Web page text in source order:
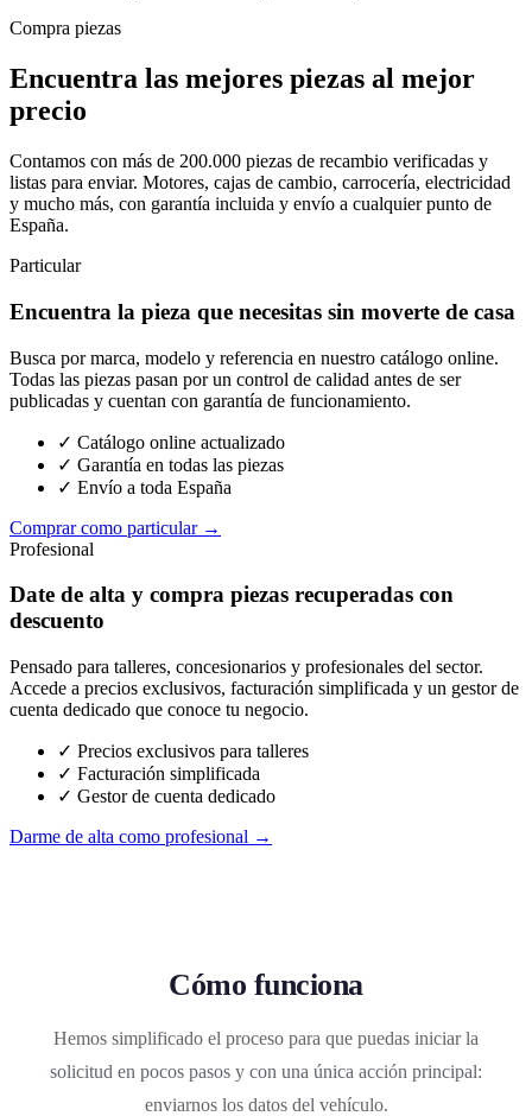
Compra piezas
Encuentra las mejores piezas al mejor
precio
Contamos con más de 200.000 piezas de recambio verificadas y
listas para enviar. Motores, cajas de cambio, carrocería, electricidad
y mucho más, con garantía incluida y envío a cualquier punto de
España.
Particular
Encuentra la pieza que necesitas sin moverte de casa
Busca por marca, modelo y referencia en nuestro catálogo online.
Todas las piezas pasan por un control de calidad antes de ser
publicadas y cuentan con garantía de funcionamiento.
✓ Catálogo online actualizado
✓ Garantía en todas las piezas
✓ Envío a toda España
Comprar como particular →
Profesional
Date de alta y compra piezas recuperadas con
descuento
Pensado para talleres, concesionarios y profesionales del sector.
Accede a precios exclusivos, facturación simplificada y un gestor de
cuenta dedicado que conoce tu negocio.
✓ Precios exclusivos para talleres
✓ Facturación simplificada
✓ Gestor de cuenta dedicado
Darme de alta como profesional →
Cómo funciona
Hemos simplificado el proceso para que puedas iniciar la
solicitud en pocos pasos y con una única acción principal:
enviarnos los datos del vehículo.